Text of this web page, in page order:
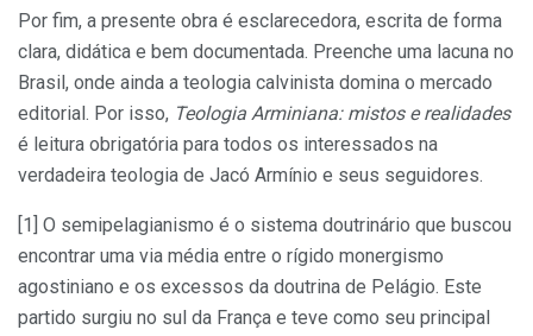
Por fim, a presente obra é esclarecedora, escrita de forma
clara, didática e bem documentada. Preenche uma lacuna no
Brasil, onde ainda a teologia calvinista domina o mercado
editorial. Por isso, Teologia Arminiana: mistos e realidades
é leitura obrigatória para todos os interessados na
verdadeira teologia de Jacó Armínio e seus seguidores.
[1] O semipelagianismo é o sistema doutrinário que buscou
encontrar uma via média entre o rígido monergismo
agostiniano e os excessos da doutrina de Pelágio. Este
partido surgiu no sul da França e teve como seu principal